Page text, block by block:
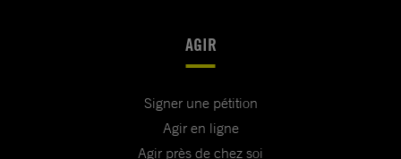
AGIR
Signer une pétition
Agir en ligne
Agir près de chez soi